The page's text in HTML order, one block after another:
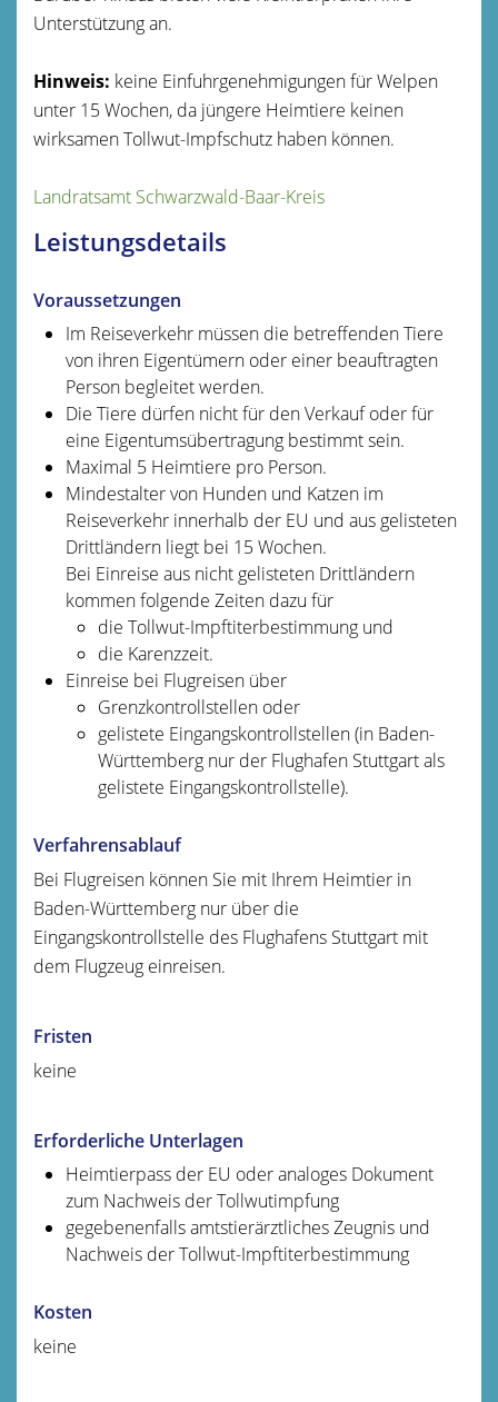
Unterstützung an.
Hinweis: keine Einfuhrgenehmigungen für Welpen
unter 15 Wochen, da jüngere Heimtiere keinen
wirksamen Tollwut-Impfschutz haben können.
Landratsamt Schwarzwald-Baar-Kreis
Leistungsdetails
Voraussetzungen
Im Reiseverkehr müssen die betreffenden Tiere
von ihren Eigentümern oder einer beauftragten
Person begleitet werden.
Die Tiere dürfen nicht für den Verkauf oder für
eine Eigentumsübertragung bestimmt sein.
Maximal 5 Heimtiere pro Person.
Mindestalter von Hunden und Katzen im
Reiseverkehr innerhalb der EU und aus gelisteten
Drittländern liegt bei 15 Wochen.
Bei Einreise aus nicht gelisteten Drittländern
kommen folgende Zeiten dazu für
die Tollwut-Impftiterbestimmung und
die Karenzzeit.
Einreise bei Flugreisen über
Grenzkontrollstellen oder
gelistete Eingangskontrollstellen(in Baden-
Württemberg nur der Flughafen Stuttgart als
gelistete Eingangskontrollstelle).
Verfahrensablauf
Bei Flugreisen können Sie mit Ihrem Heimtier in
Baden-Württemberg nur über die
Eingangskontrollstelle des Flughafens Stuttgart mit
dem Flugzeug einreisen.
Fristen
keine
Erforderliche Unterlagen
Heimtierpass der EU oder analoges Dokument
zum Nachweis der Tollwutimpfung
gegebenenfalls amtstierärztliches Zeugnis und
Nachweis der Tollwut-Impftiterbestimmung
Kosten
keine